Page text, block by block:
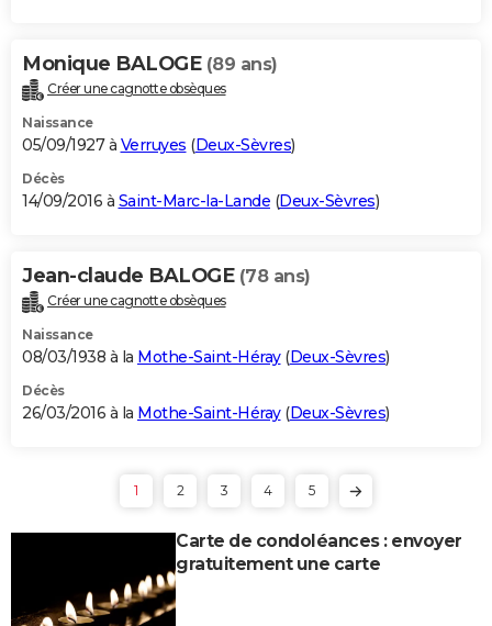
Monique BALOGE (89 ans)
Créer une cagnotte obsèques
Naissance
05/09/1927 à Verruyes (Deux-Sèvres)
Décès
14/09/2016 à Saint-Marc-la-Lande (Deux-Sèvres)
Jean-claude BALOGE (78 ans)
Créer une cagnotte obsèques
Naissance
08/03/1938 à la Mothe-Saint-Héray(Deux-Sèvres)
Décès
26/03/2016 à la Mothe-Saint-Héray(Deux-Sèvres)
1 2 3 4 5
Carte de condoléances : envoyer
gratuitement une carte